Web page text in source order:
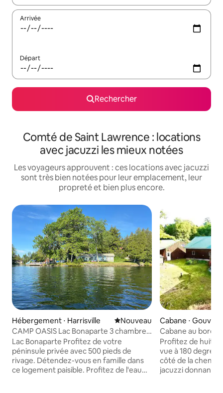
Arrivée
Départ
Rechercher
Comté de Saint Lawrence : locations
avec jacuzzi les mieux notées
Les voyageurs approuvent : ces locations avec jacuzzi
sont très bien notées pour leur emplacement, leur
propreté et bien plus encore.
Hébergement ⋅ Harrisville Nouvel hébergement
Nouveau
CAMP OASIS Lac Bonaparte 3 chambres
au bord de l'eau
Lac Bonaparte Profitez de votre
péninsule privée avec 500 pieds de
rivage. Détendez-vous en famille dans
ce logement paisible. Profitez de l'eau
Cabane ⋅
Cabane au bord
brasero jacuzzi g
Profitez de huit
vue à 180 degrés
côté de la
jacuzzi donnant